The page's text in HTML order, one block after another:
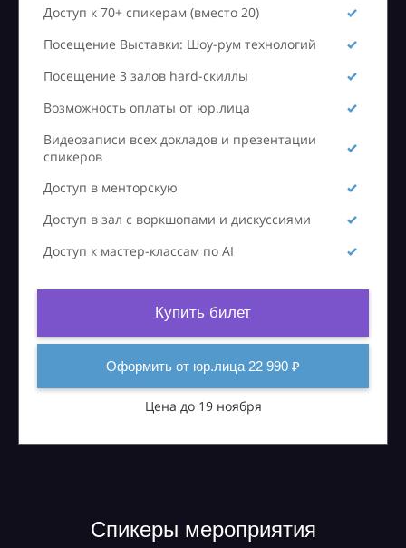
Доступ к 70+ спикерам (вместо 20)
Посещение Выставки: Шоу-рум технологий
Посещение 3 залов hard-скиллы
Возможность оплаты от юр.лица
Видеозаписи всех докладов и презентации
спикеров
Доступ в менторскую
Доступ в зал с воркшопами и дискуссиями
Доступ к мастер-классам по AI
Купить билет
Оформить от юр.лица 22 990 ₽
Цена до 19 ноября
Спикеры мероприятия